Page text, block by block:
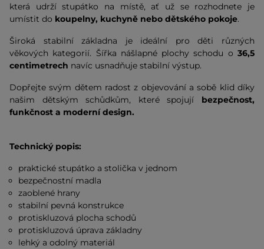
která udrží stupátko na místě, ať už se rozhodnete je
umístit do koupelny, kuchyně nebo dětského pokoje.
Široká stabilní základna je ideální pro děti různých
věkových kategorií. Šířka nášlapné plochy schodu o 36,5
centimetrech navíc usnadňuje stabilní výstup.
Dopřejte svým dětem radost z objevování a sobě klid díky
našim dětským schůdkům, které spojují bezpečnost,
funkčnost a moderní design.
Technický popis:
praktické stupátko a stolička v jednom
bezpečnostní madla
zaoblené hrany
stabilní pevná konstrukce
protiskluzová plocha schodů
protiskluzová úprava základny
lehký a odolný materiál